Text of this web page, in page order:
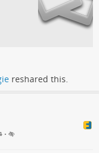
reshared this.
•